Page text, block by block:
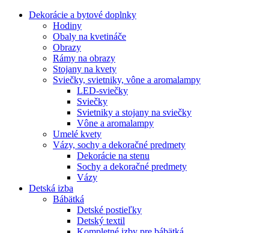
Dekorácie a bytové doplnky
Hodiny
Obaly na kvetináče
Obrazy
Rámy na obrazy
Stojany na kvety
Sviečky, svietniky, vône a aromalampy
LED-sviečky
Sviečky
Svietniky a stojany na sviečky
Vône a aromalampy
Umelé kvety
Vázy, sochy a dekoračné predmety
Dekorácie na stenu
Sochy a dekoračné predmety
Vázy
Detská izba
Bábätká
Detské postieľky
Detský textil